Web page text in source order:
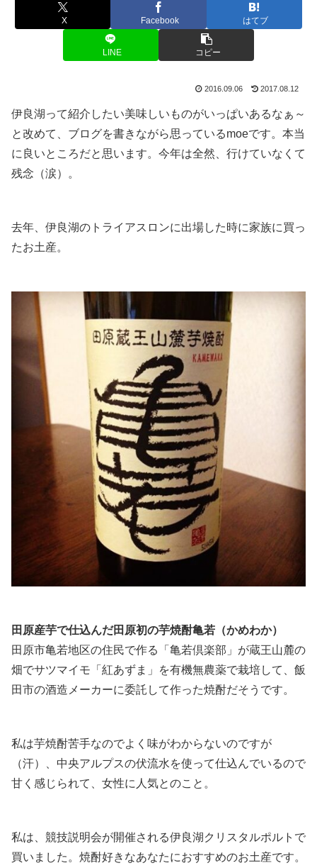
X Facebook はてブ
LINE コピー
2016.09.06 2017.08.12
伊良湖って紹介したい美味しいものがいっぱいあるなぁ～
と改めて、ブログを書きながら思っているmoeです。本当
に良いところだと思います。今年は全然、行けていなくて
残念（涙）。
去年、伊良湖のトライアスロンに出場した時に家族に買っ
たお土産。
田原産芋で仕込んだ田原初の芋焼酎亀若（かめわか）
田原市亀若地区の住民で作る「亀若倶楽部」が蔵王山麓の
畑でサツマイモ「紅あずま」を有機無農薬で栽培して、飯
田市の酒造メーカーに委託して作った焼酎だそうです。
私は芋焼酎苦手なのでよく味がわからないのですが
（汗）、中央アルプスの伏流水を使って仕込んでいるので
甘く感じられて、女性に人気とのこと。
私は、競技説明会が開催される伊良湖クリスタルポルトで
買いました。焼酎好きなあなたにおすすめのお土産です。